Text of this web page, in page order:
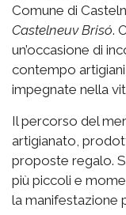
Comune di
Castelneuv Brisó.
un’occasione di
contempo
impegnate nella
Il percorso del
artigianato,
proposte regalo.
più piccoli e
la manifestazione